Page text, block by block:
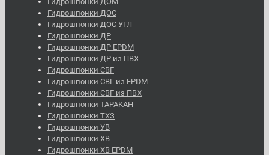
Гидрошпонки ДОС
Гидрошпонки ДОС УГЛ
Гидрошпонки ДР
Гидрошпонки ДР EPDM
Гидрошпонки ДР из ПВХ
Гидрошпонки СВГ
Гидрошпонки СВГ из EPDM
Гидрошпонки СВГ из ПВХ
Гидрошпонки ТАРАКАН
Гидрошпонки ТХЗ
Гидрошпонки УВ
Гидрошпонки ХВ
Гидрошпонки ХВ EPDM